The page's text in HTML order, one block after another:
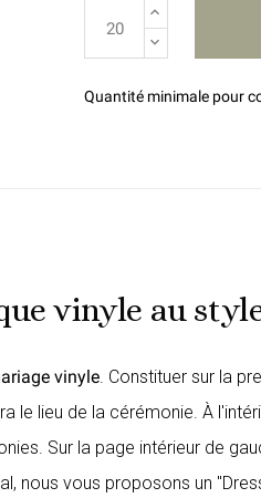
Quantité minimale pour
vinyle au
vinyle. Constituer sur la
lieu de la cérémonie. À
Sur la page intérieur de
, nous vous proposons un